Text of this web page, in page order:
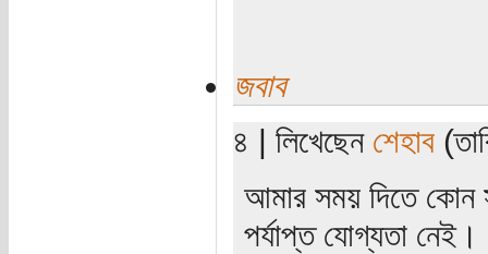
জবাব
৪ | লিখেছেন শেহাব
আমার সময় দিতে কোন
পর্যাপ্ত যোগ্যতা নেই।